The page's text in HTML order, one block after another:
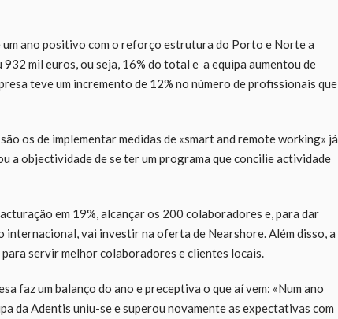
um ano positivo com o reforço estrutura do Porto e Norte a
mil euros, ou seja, 16% do total e a equipa aumentou de
teve um incremento de 12% no número de profissionais que
os de implementar medidas de «smart and remote working» já
a objectividade de se ter um programa que concilie actividade
em 19%, alcançar os 200 colaboradores e, para dar
internacional, vai investir na oferta de Nearshore. Além disso, a
servir melhor colaboradores e clientes locais.
faz um balanço do ano e preceptiva o que aí vem: «Num ano
da Adentis uniu-se e superou novamente as expectativas com